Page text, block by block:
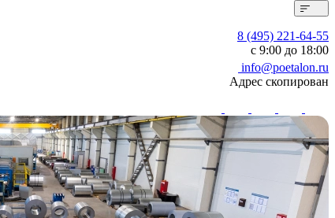
8 (495) 221-64-55
с 9:00 до 18:00
info@poetalon.ru
Адрес скопирован